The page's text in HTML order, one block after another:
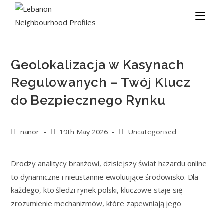
Geolokalizacja w Kasynach
Regulowanych – Twój Klucz
do Bezpiecznego Rynku
nanor 19th May 2026 Uncategorised
Drodzy analitycy branżowi, dzisiejszy świat hazardu online
to dynamiczne i nieustannie ewoluujące środowisko. Dla
każdego, kto śledzi rynek polski, kluczowe staje się
zrozumienie mechanizmów, które zapewniają jego